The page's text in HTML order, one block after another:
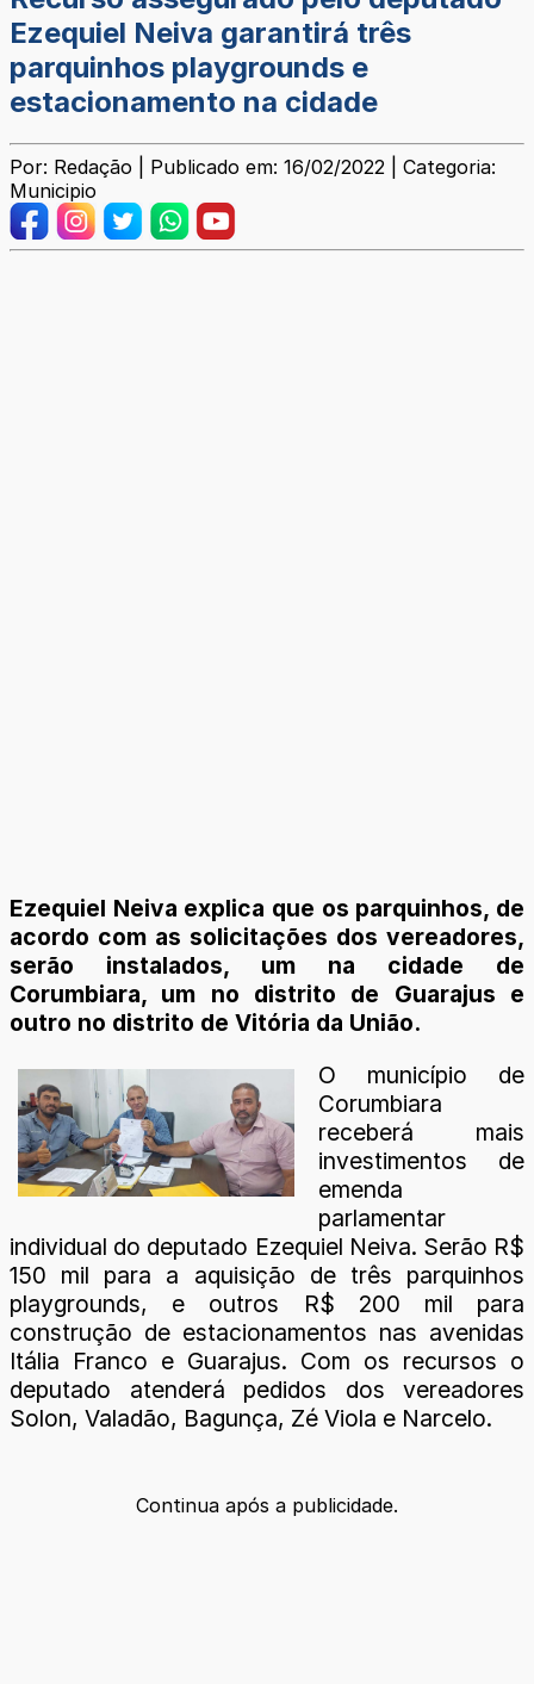
Ezequiel Neiva garantirá três
parquinhos playgrounds e
estacionamento na cidade
Por: Redação | Publicado em: 16/02/2022 | Categoria:
Municipio
Ezequiel Neiva explica que os parquinhos, de
acordo com as solicitações dos vereadores,
serão instalados, um na cidade de
Corumbiara, um no distrito de Guarajus e
outro no distrito de Vitória da União.
O município de
Corumbiara
receberá mais
investimentos de
emenda
parlamentar
individual do deputado Ezequiel Neiva. Serão R$
150 mil para a aquisição de três parquinhos
playgrounds, e outros R$ 200 mil para
construção de estacionamentos nas avenidas
Itália Franco e Guarajus. Com os recursos o
deputado atenderá pedidos dos vereadores
Solon, Valadão, Bagunça, Zé Viola e Narcelo.
Continua após a publicidade.